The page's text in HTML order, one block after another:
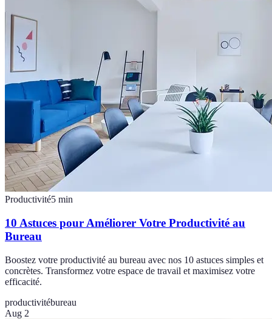
Productivité5 min
10 Astuces pour Améliorer Votre Productivité au
Bureau
Boostez votre productivité au bureau avec nos 10 astuces simples et
concrètes. Transformez votre espace de travail et maximisez votre
efficacité.
productivitébureau
Aug 2